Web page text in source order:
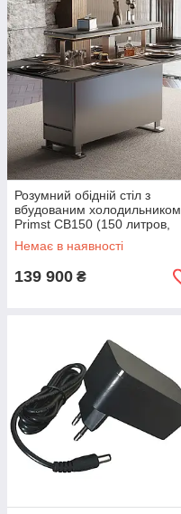
Розумний обідній стіл з
вбудованим холодильником
Primst CB150 (150 литров,
Чорний)
Немає в наявності
139 900 ₴